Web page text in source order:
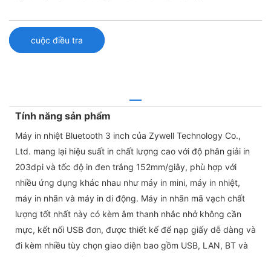
cuộc điều tra
Tính năng sản phẩm
Máy in nhiệt Bluetooth 3 inch của Zywell Technology Co.,
Ltd. mang lại hiệu suất in chất lượng cao với độ phân giải in
203dpi và tốc độ in đen trắng 152mm/giây, phù hợp với
nhiều ứng dụng khác nhau như máy in mini, máy in nhiệt,
máy in nhãn và máy in di động. Máy in nhãn mã vạch chất
lượng tốt nhất này có kèm âm thanh nhắc nhở không cần
mực, kết nối USB đơn, được thiết kế để nạp giấy dễ dàng và
đi kèm nhiều tùy chọn giao diện bao gồm USB, LAN, BT và